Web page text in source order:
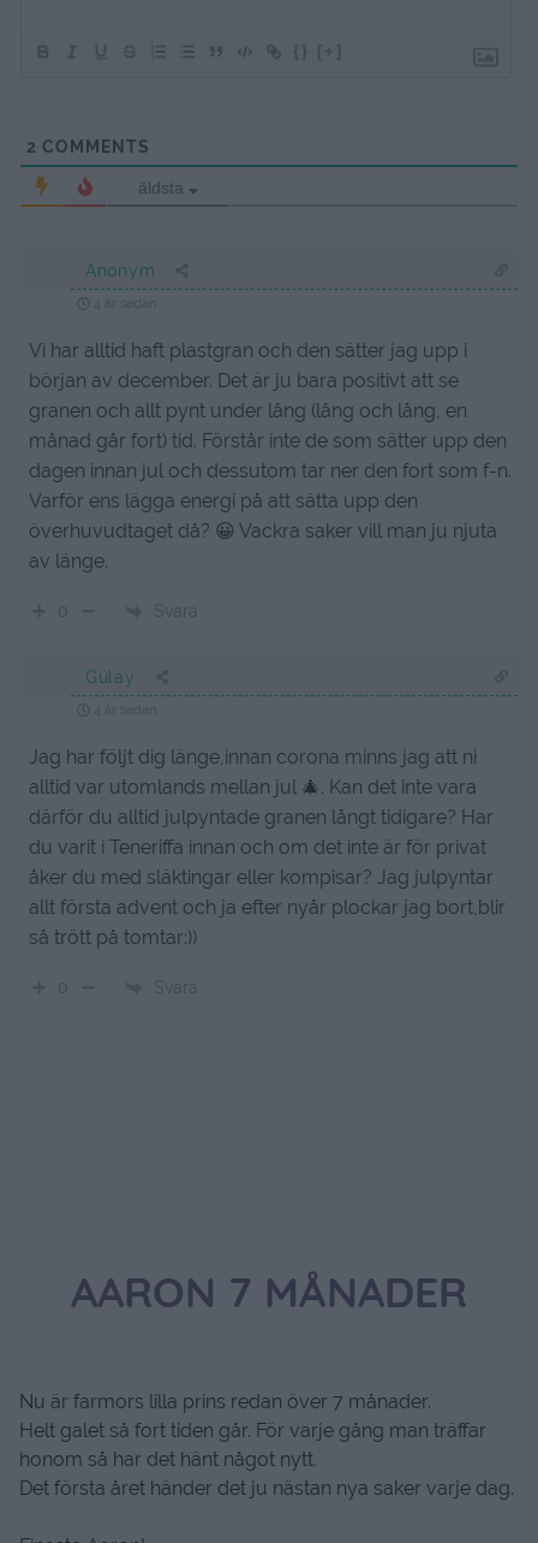
{} [+]
2 COMMENTS
äldsta
Anonym
4 år sedan
Vi har alltid haft plastgran och den sätter jag upp i
början av december. Det är ju bara positivt att se
granen och allt pynt under lång (lång och lång, en
månad går fort) tid. Förstår inte de som sätter upp den
dagen innan jul och dessutom tar ner den fort som f-n.
Varför ens lägga energi på att sätta upp den
överhuvudtaget då? 😀 Vackra saker vill man ju njuta
av länge.
0 Svara
Gülay
4 år sedan
Jag har följt dig länge,innan corona minns jag att ni
alltid var utomlands mellan jul 🎄. Kan det inte vara
därför du alltid julpyntade granen långt tidigare? Har
du varit i Teneriffa innan och om det inte är för privat
åker du med släktingar eller kompisar? Jag julpyntar
allt första advent och ja efter nyår plockar jag bort,blir
så trött på tomtar:))
0 Svara
AARON 7 MÅNADER
Nu är farmors lilla prins redan över 7 månader.
Helt galet så fort tiden går. För varje gång man träffar
honom så har det hänt något nytt.
Det första året händer det ju nästan nya saker varje dag.